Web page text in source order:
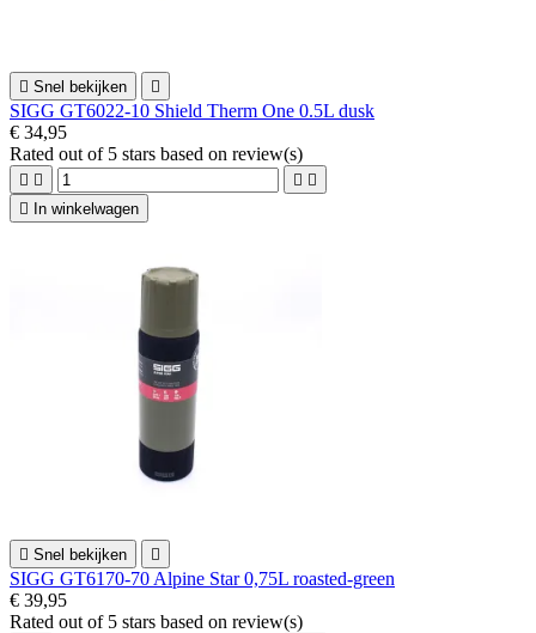
 Snel bekijken 
SIGG GT6022-10 Shield Therm One 0.5L dusk
€ 34,95
Rated out of 5 stars based on review(s)
   

In winkelwagen
 Snel bekijken 
SIGG GT6170-70 Alpine Star 0,75L roasted-green
€ 39,95
Rated out of 5 stars based on review(s)